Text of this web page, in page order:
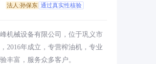
法人:孙保东 通过真实性核验
机械设备有限公司，位于巩义市
2016年成立，专营榨油机，专业
丰富，服务众多客户。